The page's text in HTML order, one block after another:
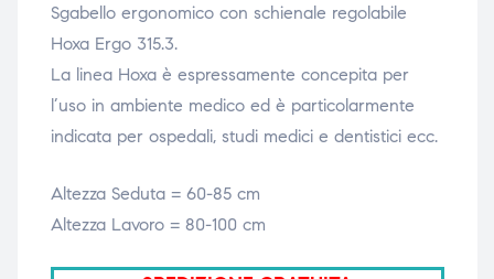
Sgabello ergonomico con schienale regolabile
Hoxa Ergo 315.3.
La linea Hoxa è espressamente concepita per
l’uso in ambiente medico ed è particolarmente
indicata per ospedali, studi medici e dentistici ecc.
Altezza Seduta = 60-85 cm
Altezza Lavoro = 80-100 cm